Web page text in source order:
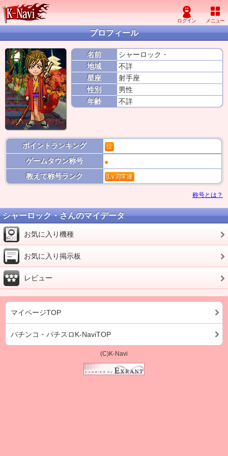
プロフィール
名前
シャーロック・
地域
不詳
星座
射手座
性別
男性
年齢
不詳
ポイントランキング 位
ゲームタウン称号
教えて称号ランク
[Lv.3]常連
称号とは？
シャーロック・さんのマイデータ
お気に入り機種
お気に入り掲示板
レビュー
マイページTOP
パチンコ・パチスロK-NaviTOP
(C)K-Navi